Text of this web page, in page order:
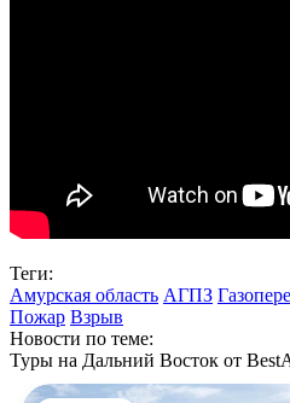
Теги:
Амурская область АГПЗ
Пожар Взрыв
Новости по теме:
Туры на Дальний Восток от